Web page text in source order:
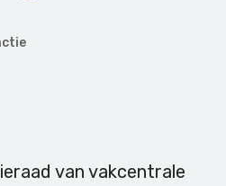
van vakcentrale